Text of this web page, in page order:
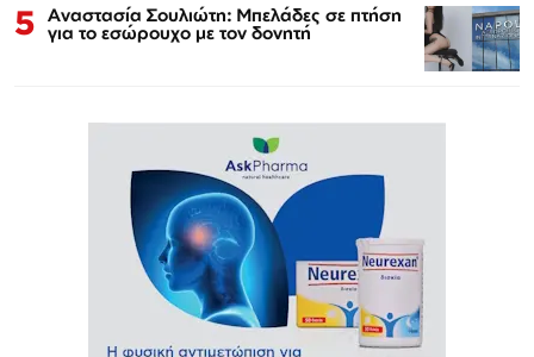
5 Αναστασία Σουλιώτη: Μπελάδες σε πτήση
για το εσώρουχο με τον δονητή